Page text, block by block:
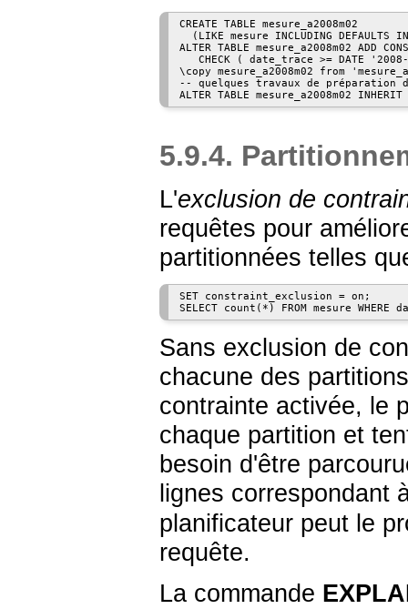
CREATE TABLE mesure_a2008m02
(LIKE mesure INCLUDING DEFAULTS
ALTER TABLE mesure_a2008m02 ADD
CHECK ( date_trace >= DATE
\copy mesure_a2008m02 from
-- quelques travaux de préparation
5.9.4.
L'exclusion de
requêtes pour
partitionnées telles
SET constraint_exclusion = on;
Sans exclusion de
chacune des
contrainte activée, le
chaque partition et
besoin d'être
lignes correspondant
planificateur peut le
requête.
La commande